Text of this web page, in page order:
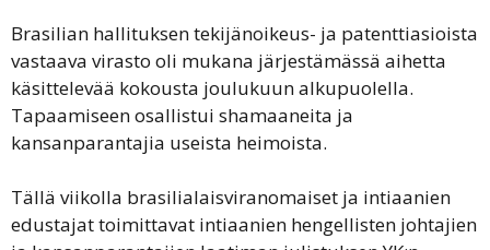
Brasilian hallituksen tekijänoikeus- ja patenttiasioista
vastaava virasto oli mukana järjestämässä aihetta
käsittelevää kokousta joulukuun alkupuolella.
Tapaamiseen osallistui shamaaneita ja
kansanparantajia useista heimoista.
Tällä viikolla brasilialaisviranomaiset ja intiaanien
edustajat toimittavat intiaanien hengellisten johtajien